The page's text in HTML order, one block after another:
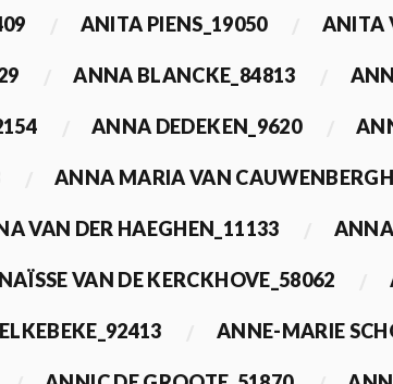
ANITA PIENS_19050 ANITA
ANNA BLANCKE_84813
ANNA DEDEKEN_9620
ANNA MARIA VAN
VAN DER HAEGHEN_11133
VAN DE KERCKHOVE_58062
ANNE-MARIE